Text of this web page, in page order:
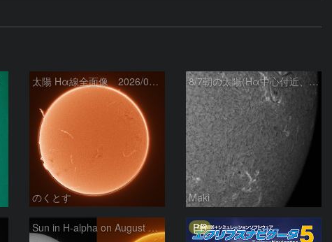
太陽 Hα線全面像 2026/08/07
のくとす
8/7朝の太陽(Hα中心付近、4498、4502付近)
Maki
Sun in H-alpha on August 7, 2026 PR